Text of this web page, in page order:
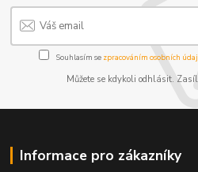
Souhlasím se zpracováním osobních
Můžete se kdykoli odhlásit.
Informace pro zákazníky